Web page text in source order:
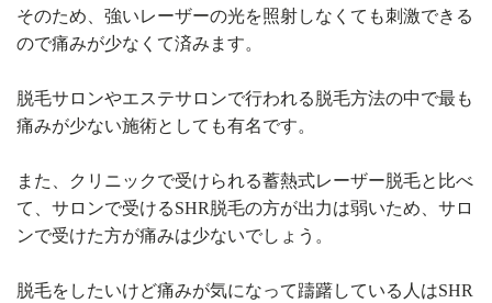
そのため、強いレーザーの光を照射しなくても刺激できる
ので痛みが少なくて済みます。
脱毛サロンやエステサロンで行われる脱毛方法の中で最も
痛みが少ない施術としても有名です。
また、クリニックで受けられる蓄熱式レーザー脱毛と比べ
て、サロンで受けるSHR脱毛の方が出力は弱いため、サロ
ンで受けた方が痛みは少ないでしょう。
脱毛をしたいけど痛みが気になって躊躇している人はSHR